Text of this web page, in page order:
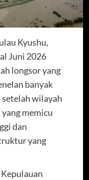
Kyushu,
Juni 2026
longsor yang
banyak
wilayah
memicu
dan
yang